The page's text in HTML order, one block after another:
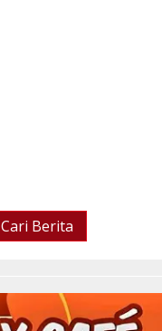
Cari Berita